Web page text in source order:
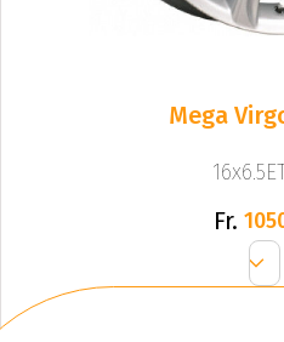
Mega
Fr.